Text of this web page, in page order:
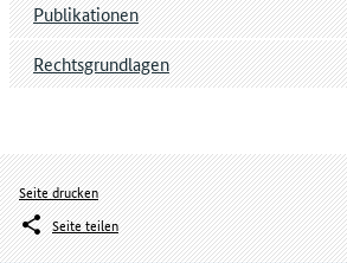
Publikationen
Rechtsgrundlagen
Seite drucken
Seite teilen